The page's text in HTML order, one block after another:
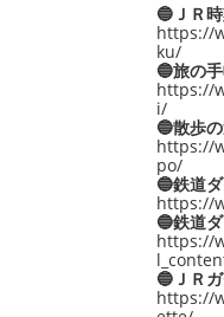
🔵ＪＲ
https://
ku/
🔵旅の
https://
i/
🔵散歩
https://
po/
🔵鉄道
https://
🔵鉄道
https://
🔵ＪＲ
https://